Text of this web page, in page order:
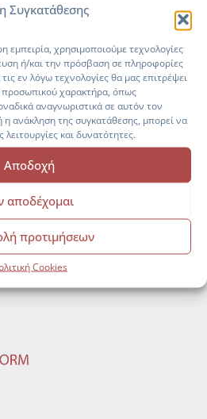
Συγκατάθεσης
εμπειρία, χρησιμοποιούμε τεχνολογίες
ή/και την πρόσβαση σε πληροφορίες
εν λόγω τεχνολογίες θα μας επιτρέψει
χαρακτήρα, όπως
αναγνωριστικά σε αυτόν τον
ανάκληση της συγκατάθεσης, μπορεί να
και δυνατότητες.
Αποδοχή
αποδέχομαι
προτιμήσεων
Cookies